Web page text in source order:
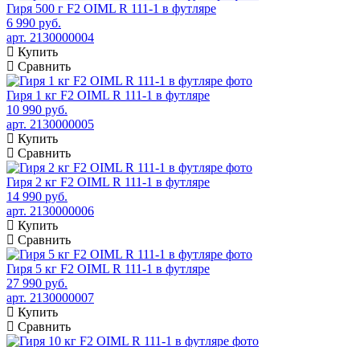
Гиря 500 г F2 OIML R 111-1 в футляре
6 990 руб.
арт. 2130000004
Купить
Сравнить
Гиря 1 кг F2 OIML R 111-1 в футляре
10 990 руб.
арт. 2130000005
Купить
Сравнить
Гиря 2 кг F2 OIML R 111-1 в футляре
14 990 руб.
арт. 2130000006
Купить
Сравнить
Гиря 5 кг F2 OIML R 111-1 в футляре
27 990 руб.
арт. 2130000007
Купить
Сравнить